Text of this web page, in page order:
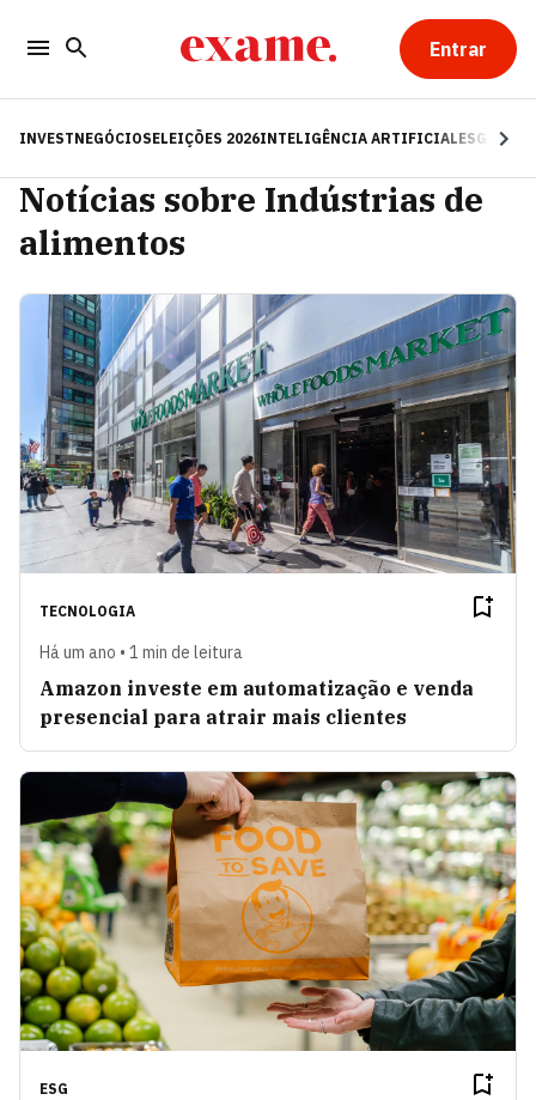
Entrar
INVESTNEGÓCIOSELEIÇÕES 2026INTELIGÊNCIA ARTIFICIALESG
Notícias sobre Indústrias de
alimentos
TECNOLOGIA
Há um ano • 1 min de leitura
Amazon investe em automatização e venda
presencial para atrair mais clientes
ESG